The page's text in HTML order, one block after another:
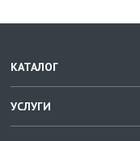
КАТАЛОГ
УСЛУГИ